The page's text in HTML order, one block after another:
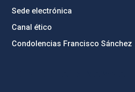
Sede electrónica
Canal ético
Condolencias Francisco Sánchez